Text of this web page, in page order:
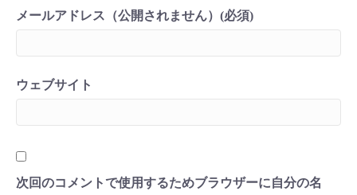
メールアドレス（公開されません）(必須)
ウェブサイト
次回のコメントで使用するためブラウザーに自分の名